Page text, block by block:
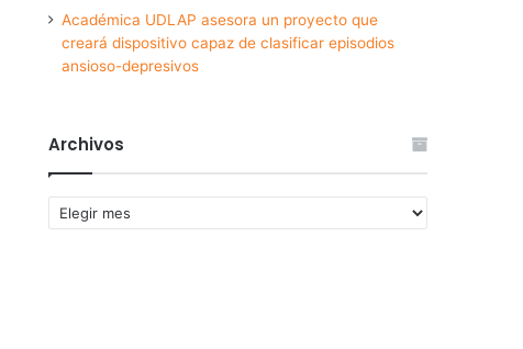
Académica UDLAP asesora un proyecto que
creará dispositivo capaz de clasificar episodios
ansioso-depresivos
Archivos
Archivos